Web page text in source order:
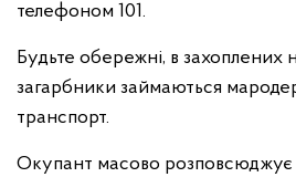
телефоном 101.
Будьте обережні, в захоплених
загарбники займаються
транспорт.
Окупант масово